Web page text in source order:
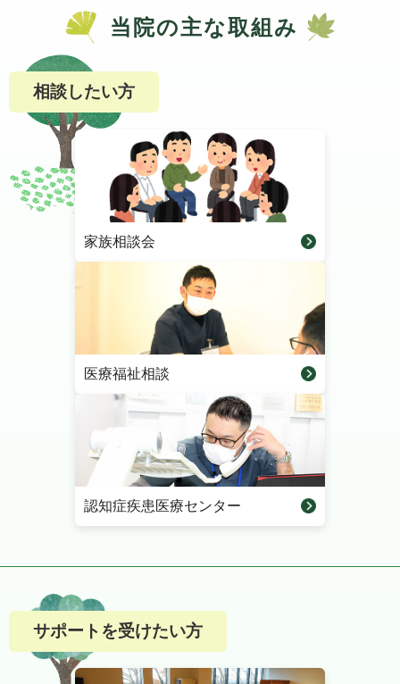
当院の主な取組み
相談したい方
家族相談会
医療福祉相談
認知症疾患医療センター
サポートを受けたい方